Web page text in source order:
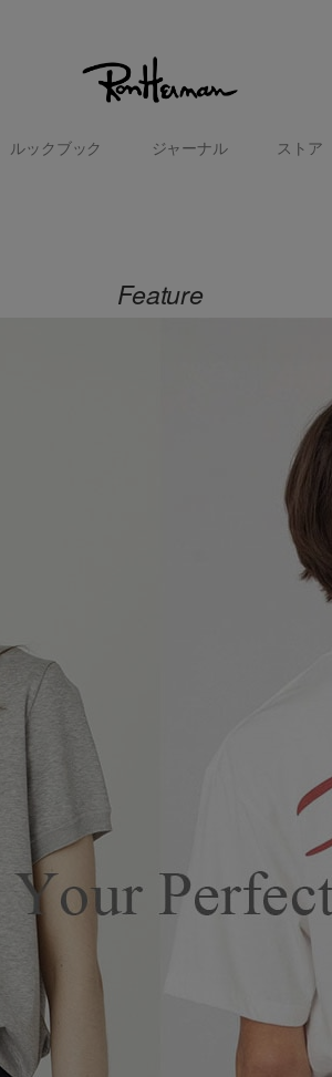
ルックブック ジャーナル ストア
Feature